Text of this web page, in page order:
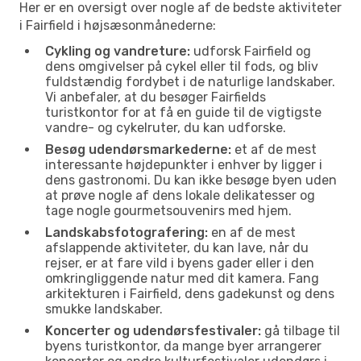
Her er en oversigt over nogle af de bedste aktiviteter
i Fairfield i højsæsonmånederne:
Cykling og vandreture: udforsk Fairfield og
dens omgivelser på cykel eller til fods, og bliv
fuldstændig fordybet i de naturlige landskaber.
Vi anbefaler, at du besøger Fairfields
turistkontor for at få en guide til de vigtigste
vandre- og cykelruter, du kan udforske.
Besøg udendørsmarkederne: et af de mest
interessante højdepunkter i enhver by ligger i
dens gastronomi. Du kan ikke besøge byen uden
at prøve nogle af dens lokale delikatesser og
tage nogle gourmetsouvenirs med hjem.
Landskabsfotografering: en af de mest
afslappende aktiviteter, du kan lave, når du
rejser, er at fare vild i byens gader eller i den
omkringliggende natur med dit kamera. Fang
arkitekturen i Fairfield, dens gadekunst og dens
smukke landskaber.
Koncerter og udendørsfestivaler: gå tilbage til
byens turistkontor, da mange byer arrangerer